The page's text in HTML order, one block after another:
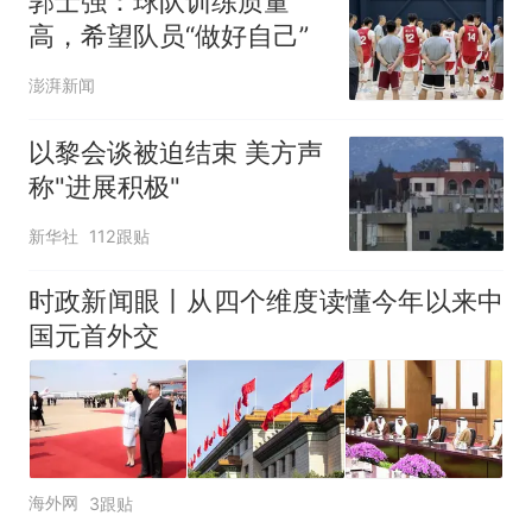
高，希望队员“做好自己”
澎湃新闻
以黎会谈被迫结束 美方声
称"进展积极"
新华社 112跟贴
时政新闻眼丨从四个维度读懂今年以来中
国元首外交
海外网 3跟贴